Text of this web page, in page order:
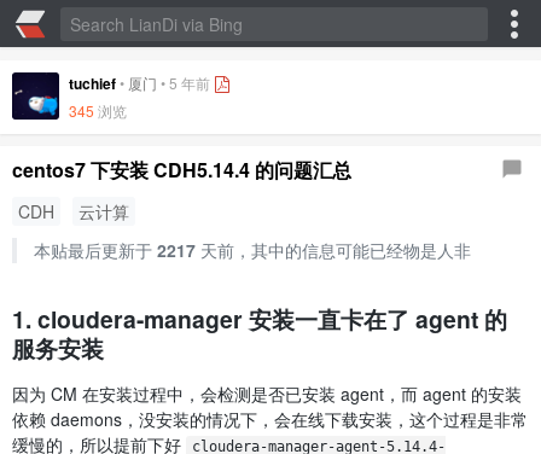
tuchief• 厦门 •5 年前
345 浏览
centos7 下安装 CDH5.14.4 的问题汇总
CDH
云计算
本贴最后更新于 2217天前，其中的信息可能已经物是人非
1. cloudera-manager 安装一直卡在了 agent 的
服务安装
因为 CM 在安装过程中，会检测是否已安装 agent，而 agent 的安装
依赖 daemons，没安装的情况下，会在线下载安装，这个过程是非常
缓慢的，所以提前下好
cloudera-manager-agent-5.14.4-